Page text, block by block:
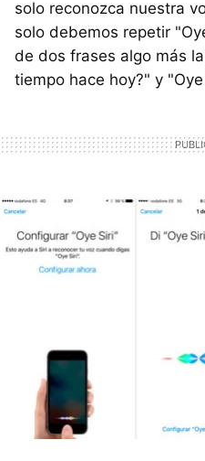
solo reconozca nuestra
solo debemos repetir
de dos frases algo más
tiempo hace hoy?" y